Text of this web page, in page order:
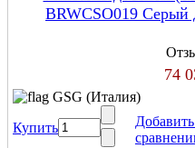
BRWCSO019 Серый
74
GSG (Италия)
Купить